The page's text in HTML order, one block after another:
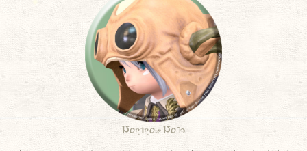
Norirow Note